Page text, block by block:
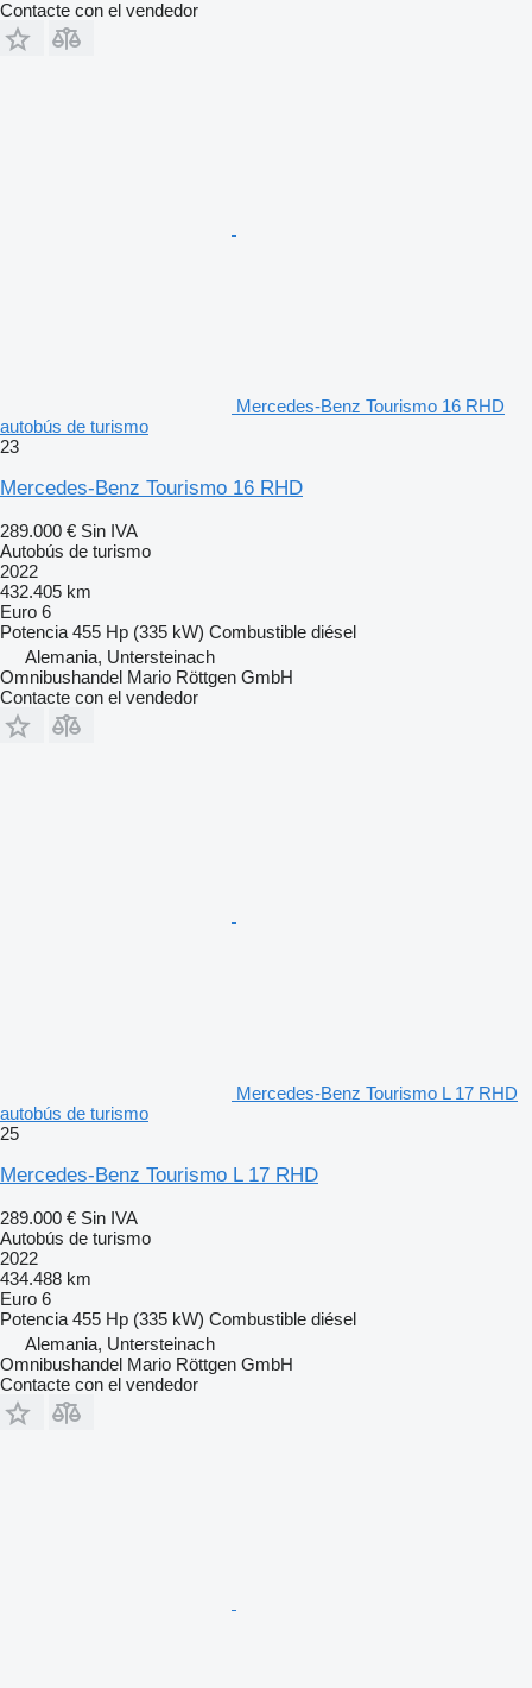
Contacte con el vendedor
Mercedes-Benz Tourismo 16 RHD
autobús de turismo
23
Mercedes-Benz Tourismo 16 RHD
289.000 € Sin IVA
Autobús de turismo
2022
432.405 km
Euro 6
Potencia 455 Hp (335 kW) Combustible diésel
Alemania, Untersteinach
Omnibushandel Mario Röttgen GmbH
Contacte con el vendedor
Mercedes-Benz Tourismo L 17 RHD
autobús de turismo
25
Mercedes-Benz Tourismo L 17 RHD
289.000 € Sin IVA
Autobús de turismo
2022
434.488 km
Euro 6
Potencia 455 Hp (335 kW) Combustible diésel
Alemania, Untersteinach
Omnibushandel Mario Röttgen GmbH
Contacte con el vendedor